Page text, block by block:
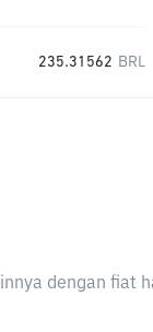
235.31562 BRL
dengan fiat